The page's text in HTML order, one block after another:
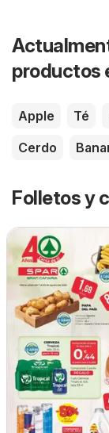
productos
Apple Té
Cerdo
Folletos y